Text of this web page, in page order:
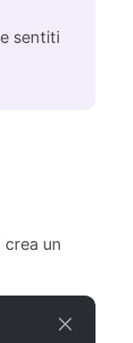
sentiti
crea un